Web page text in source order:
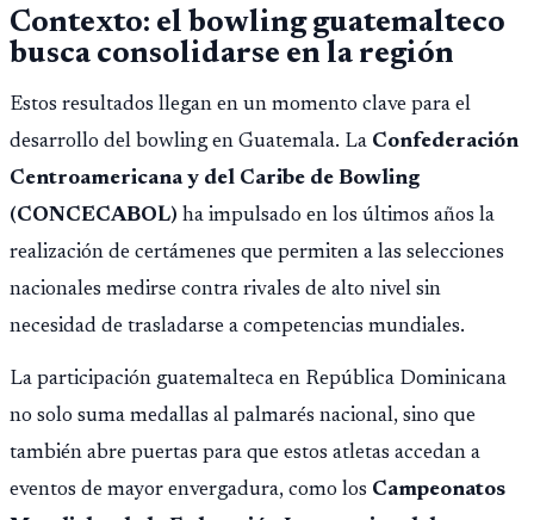
Contexto: el bowling guatemalteco
busca consolidarse en la región
Estos resultados llegan en un momento clave para el
desarrollo del bowling en Guatemala. La Confederación
Centroamericana y del Caribe de Bowling
(CONCECABOL) ha impulsado en los últimos años la
realización de certámenes que permiten a las selecciones
nacionales medirse contra rivales de alto nivel sin
necesidad de trasladarse a competencias mundiales.
La participación guatemalteca en República Dominicana
no solo suma medallas al palmarés nacional, sino que
también abre puertas para que estos atletas accedan a
eventos de mayor envergadura, como los Campeonatos